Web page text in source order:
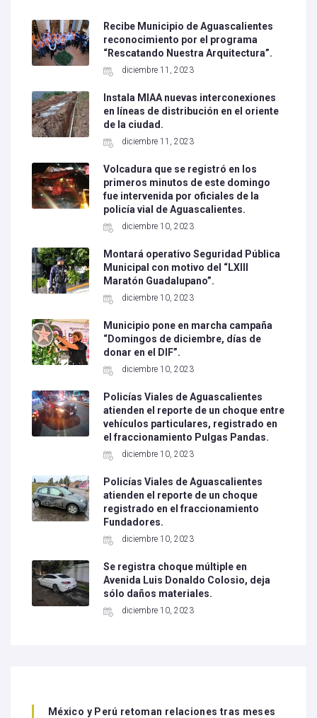
Recibe Municipio de Aguascalientes
reconocimiento por el programa
“Rescatando Nuestra Arquitectura”.
diciembre 11, 2023
Instala MIAA nuevas interconexiones
en líneas de distribución en el oriente
de la ciudad.
diciembre 11, 2023
Volcadura que se registró en los
primeros minutos de este domingo
fue intervenida por oficiales de la
policía vial de Aguascalientes.
diciembre 10, 2023
Montará operativo Seguridad Pública
Municipal con motivo del “LXIII
Maratón Guadalupano”.
diciembre 10, 2023
Municipio pone en marcha campaña
“Domingos de diciembre, días de
donar en el DIF”.
diciembre 10, 2023
Policías Viales de Aguascalientes
atienden el reporte de un choque entre
vehículos particulares, registrado en
el fraccionamiento Pulgas Pandas.
diciembre 10, 2023
Policías Viales de Aguascalientes
atienden el reporte de un choque
registrado en el fraccionamiento
Fundadores.
diciembre 10, 2023
Se registra choque múltiple en
Avenida Luis Donaldo Colosio, deja
sólo daños materiales.
diciembre 10, 2023
México y Perú retoman relaciones tras meses